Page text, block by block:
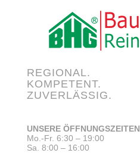
REGIONAL.
KOMPETENT.
ZUVERLÄSSIG.
UNSERE ÖFFNUNGSZEITEN
Mo.-Fr. 6:30 – 19:00
Sa. 8:00 – 16:00